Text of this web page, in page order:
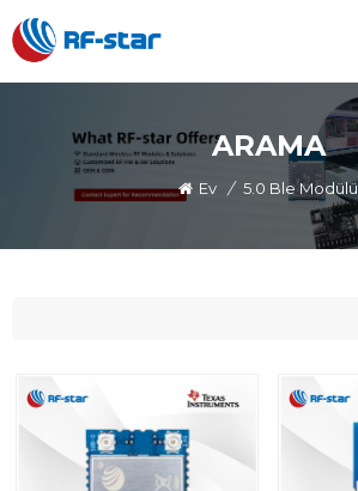
ARAMA
Ev / 5.0 Ble Modülü